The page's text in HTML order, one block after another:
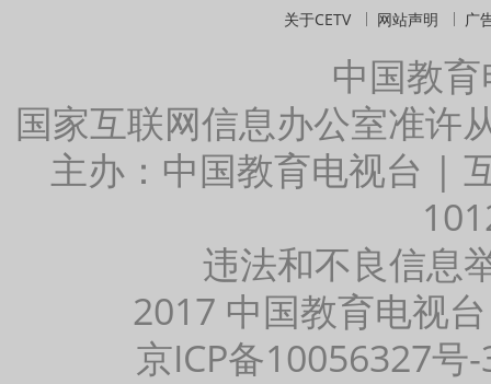
关于CETV 网站声明 广
中国教
国家互联网信息办公室准许
主办：中国教育电视台 |
违法和不良信息
2017 中国教育电视
京ICP备10056327号